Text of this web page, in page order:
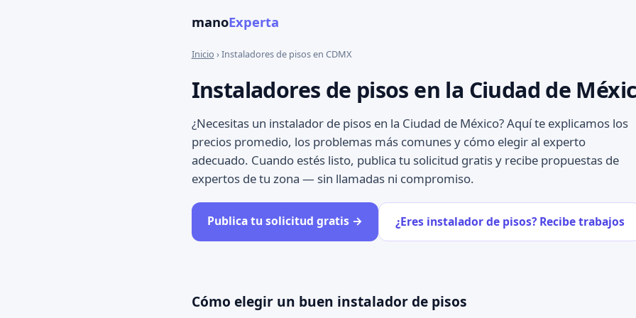
manoExperta
Inicio › Instaladores de pisos en CDMX
Instaladores de pisos en la Ciudad de
¿Necesitas un instalador de pisos en la Ciudad de México? Aquí te explicamos los
precios promedio, los problemas más comunes y cómo elegir al experto
adecuado. Cuando estés listo, publica tu solicitud gratis y recibe propuestas de
expertos de tu zona — sin llamadas ni compromiso.
Publica tu solicitud gratis → ¿Eres instalador de pisos? Recibe trabajos
Cómo elegir un buen instalador de pisos